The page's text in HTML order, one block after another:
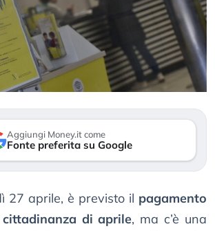
Aggiungi Money.it come
Fonte preferita su Google
27 aprile, è previsto il pagamento
di aprile, ma c’è una